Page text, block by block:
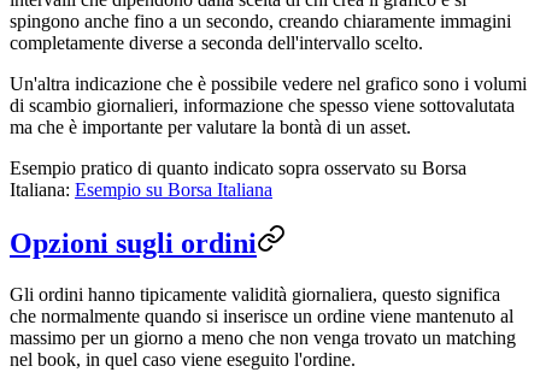
spingono anche fino a un secondo, creando chiaramente immagini
completamente diverse a seconda dell'intervallo scelto.
Un'altra indicazione che è possibile vedere nel grafico sono i volumi
di scambio giornalieri, informazione che spesso viene sottovalutata
ma che è importante per valutare la bontà di un asset.
Esempio pratico di quanto indicato sopra osservato su Borsa
Italiana: Esempio su Borsa Italiana
Opzioni sugli ordini
Gli ordini hanno tipicamente validità giornaliera, questo significa
che normalmente quando si inserisce un ordine viene mantenuto al
massimo per un giorno a meno che non venga trovato un matching
nel book, in quel caso viene eseguito l'ordine.